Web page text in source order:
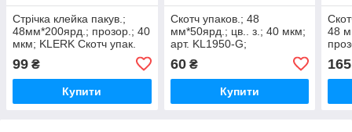
Стрічка клейка пакув.;
48мм*200ярд.; прозор.; 40
мкм; KLERK Скотч упак.
99 ₴
Купити
Скотч упаков.; 48
мм*50ярд.; цв.. з.; 40 мкм;
арт. KL1950-G;
60₴
Купити
48
165